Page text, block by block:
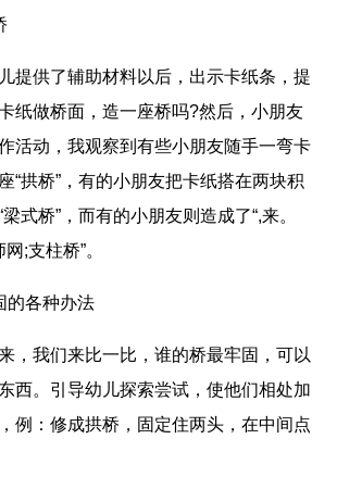
供了辅助材料以后，出示卡纸条，提
纸做桥面，造一座桥吗?然后，小朋友
活动，我观察到有些小朋友随手一弯卡
“拱桥”，有的小朋友把卡纸搭在两块积
式桥”，而有的小朋友则造成了“,来。
;支柱桥”。
各种办法
我们来比一比，谁的桥最牢固，可以
西。引导幼儿探索尝试，使他们相处加
例：修成拱桥，固定住两头，在中间点